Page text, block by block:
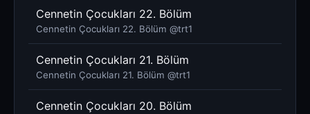
Cennetin Çocukları 22. Bölüm
Cennetin Çocukları 22. Bölüm @trt1
Cennetin Çocukları 21. Bölüm
Cennetin Çocukları 21. Bölüm @trt1
Cennetin Çocukları 20. Bölüm